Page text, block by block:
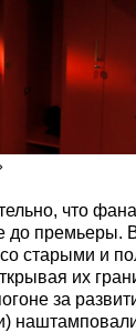
что
до премьеры.
со старыми и
их
за